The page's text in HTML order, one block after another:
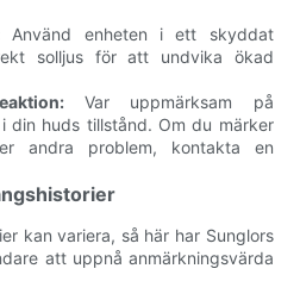
Använd enheten i ett skyddat
solljus för att undvika ökad
Var uppmärksam på
din huds tillstånd. Om du märker
andra problem, kontakta en
kan variera, så här har Sunglors
att uppnå anmärkningsvärda